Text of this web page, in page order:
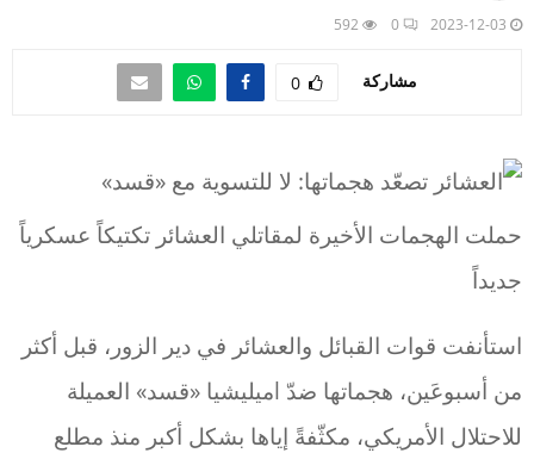
2023-12-03
0
592
مشاركة 0
حملت الهجمات الأخيرة لمقاتلي العشائر تكتيكاً عسكرياً
جديداً
استأنفت قوات القبائل والعشائر في دير الزور، قبل أكثر
من أسبوعَين، هجماتها ضدّ lميليشيا «قسد» العميلة
للاحتلال الأمريكي، مكثّفةً إياها بشكل أكبر منذ مطلع